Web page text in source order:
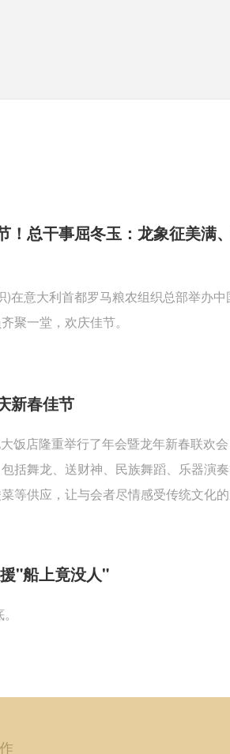
总干事屈冬玉：龙象征美满
意大利首都罗马粮农组织总部举办中
聚一堂，欢庆佳节。
新春佳节
饭店隆重举行了年会暨龙年新春联欢
括舞龙、送财神、民族舞蹈、乐器演
等供应，让与会者尽情感受传统文化
"船上竟没人"